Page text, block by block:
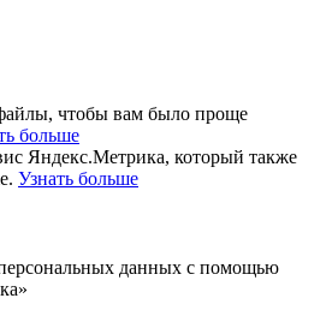
чтобы вам было проще
больше
Яндекс.Метрика, который также
Узнать больше
данных с помощью